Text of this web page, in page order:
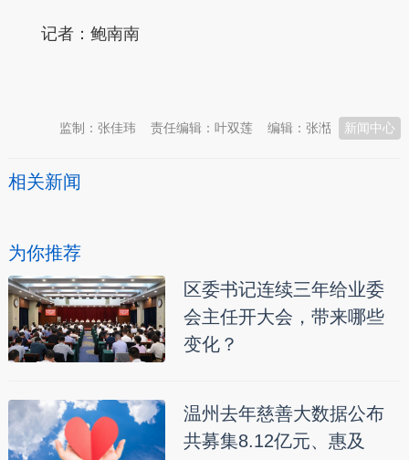
记者：鲍南南
新闻中心
编辑：张湉
责任编辑：叶双莲
监制：张佳玮
相关新闻
为你推荐
区委书记连续三年给业委
会主任开大会，带来哪些
变化？
温州去年慈善大数据公布
共募集8.12亿元、惠及